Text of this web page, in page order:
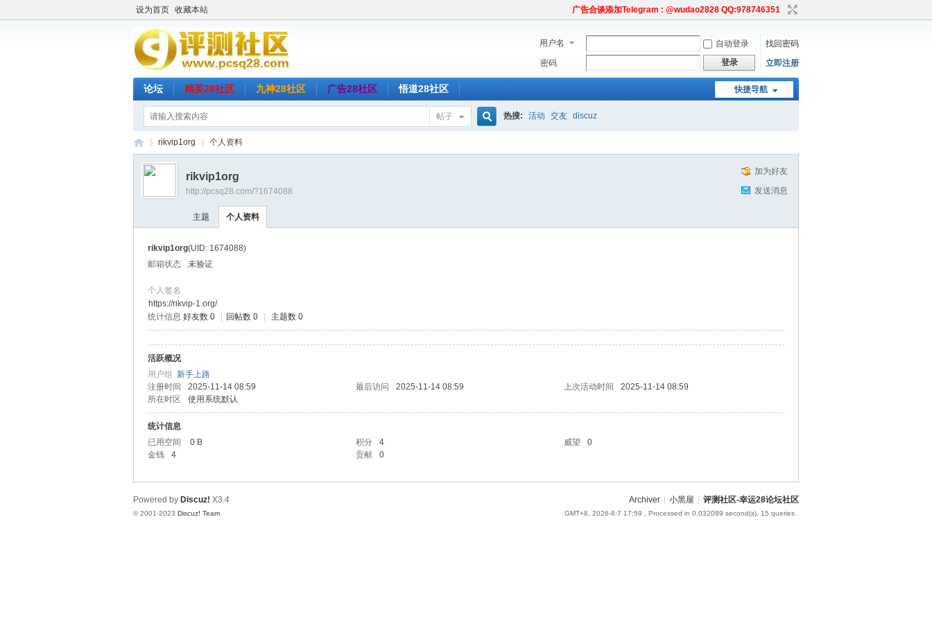
设为首页 收藏本站 广告合谈添加Telegram : @wudao2828 QQ:978746351
用户名 自动登录
找回密码
密码
登录 立即注册
快捷导航
论坛 精英28社区 九神28社区 广告28社区 悟道28社区
帖子 热搜: 活动 交友 discuz
›
rikvip1org 个人资料
加为好友
发送消息
rikvip1org
http://pcsq28.com/?1674088
主题 个人资料
rikvip1org(UID: 1674088)
邮箱状态
未验证
个人签名
https://rikvip-1.org/
统计信息 好友数 0 回帖数 0 主题数 0
活跃概况
用户组 新手上路
注册时间
2025-11-14 08:59 最后访问 2025-11-14 08:59 上次活动时间
2025-11-14 08:59
所在时区
使用系统默认
统计信息
已用空间
0 B 积分 4 威望
0
金钱
4 贡献 0
Archiver 小黑屋 评测社区-幸运28论坛社区
GMT+8, 2026-8-7 17:59 , Processed in 0.032089 second(s), 15 queries .
Powered by Discuz! X3.4
© 2001-2023 Discuz! Team